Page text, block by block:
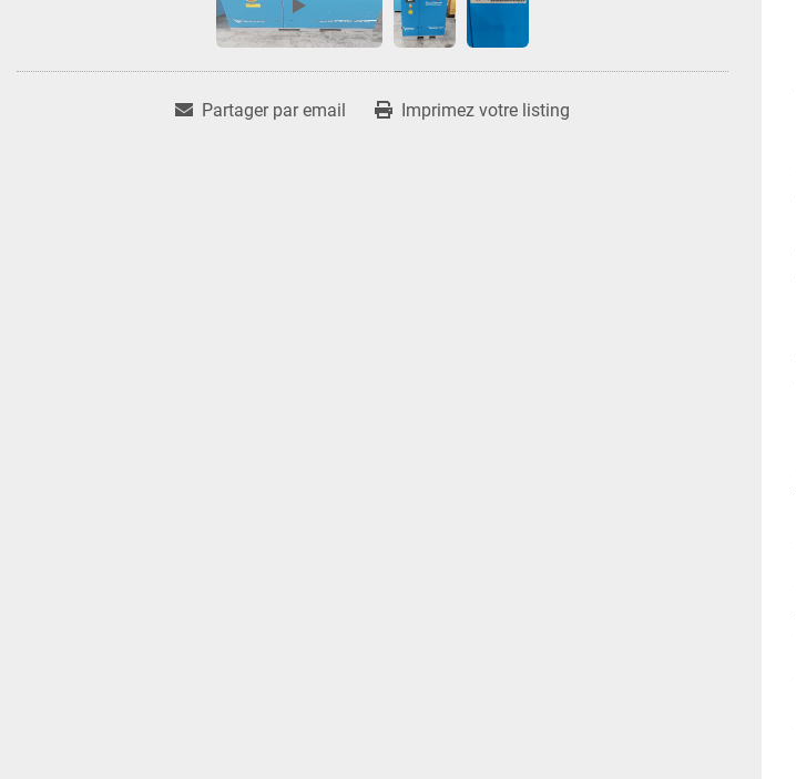
Partager par email Imprimez votre listing